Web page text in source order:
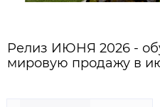
Релиз ИЮНЯ 2026 -
мировую продажу в